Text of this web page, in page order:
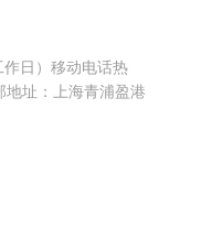
日）移动电话热
址：上海青浦盈港